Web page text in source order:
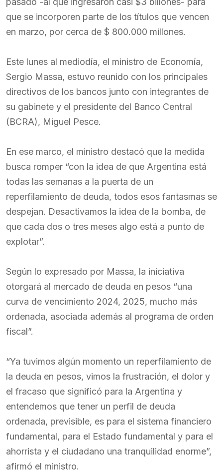
que se incorporen parte de los títulos que vencen
en marzo, por cerca de $ 800.000 millones.
Este lunes al mediodía, el ministro de Economía,
Sergio Massa, estuvo reunido con los principales
directivos de los bancos junto con integrantes de
su gabinete y el presidente del Banco Central
(BCRA), Miguel Pesce.
En ese marco, el ministro destacó que la medida
busca romper “con la idea de que Argentina está
todas las semanas a la puerta de un
reperfilamiento de deuda, todos esos fantasmas se
despejan. Desactivamos la idea de la bomba, de
que cada dos o tres meses algo está a punto de
explotar”.
Según lo expresado por Massa, la iniciativa
otorgará al mercado de deuda en pesos “una
curva de vencimiento 2024, 2025, mucho más
ordenada, asociada además al programa de orden
fiscal”.
“Ya tuvimos algún momento un reperfilamiento de
la deuda en pesos, vimos la frustración, el dolor y
el fracaso que significó para la Argentina y
entendemos que tener un perfil de deuda
ordenada, previsible, es para el sistema financiero
fundamental, para el Estado fundamental y para el
ahorrista y el ciudadano una tranquilidad enorme”,
afirmó el ministro.